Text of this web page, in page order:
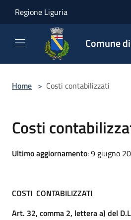
Regione Liguria
Comune
Home > Costi contabilizzati
Costi
Ultimo aggiornamento: 9 giugno
COSTI CONTABILIZZATI
Art. 32, comma 2, lettera a) del